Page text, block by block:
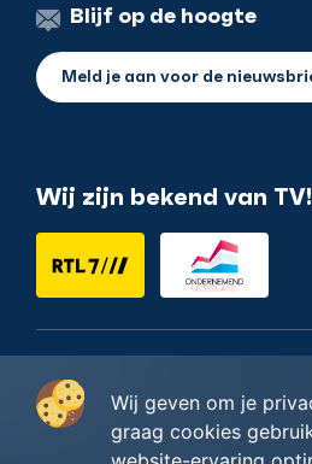
Blijf op de hoogte
Meld je aan voor de
Wij zijn bekend van TV!
Wij geven om je
graag cookies